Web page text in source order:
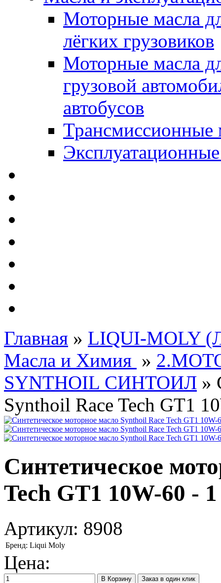
Моторные масла
лёгких грузовиков
Моторные масла
грузовой
автобусов
Трансмиссионные
Главная » LIQUI-MOLY
Масла и Химия »
SYNTHOIL СИНТОИЛ »
Synthoil Race Tech GT1
Синтетическое
Tech GT1 10W-60 -
Артикул: 8908
Бренд: Liqui Moly
Цена:
Заказ в один клик